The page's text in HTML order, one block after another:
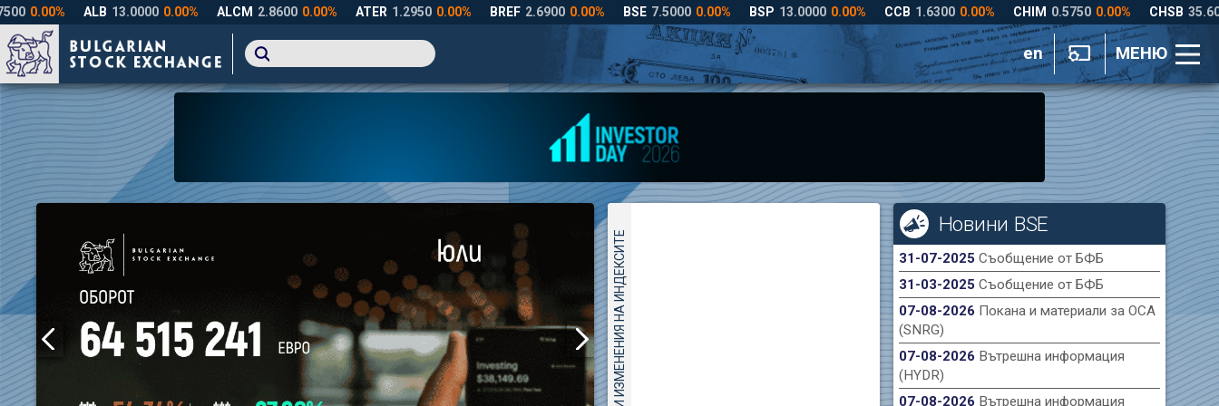
en МЕНЮ
ДНЕВНИ ИЗМЕНЕНИЯ НА ИНДЕКСИТЕ
Новини BSE
31-07-2025 Съобщение от БФБ
31-03-2025 Съобщение от БФБ
07-08-2026 Покана и материали за ОСА
(SNRG)
07-08-2026 Вътрешна информация
(HYDR)
07-08-2026 Вътрешна информация